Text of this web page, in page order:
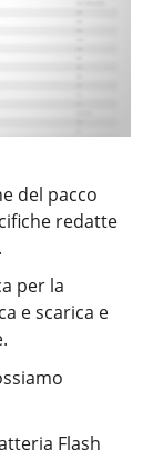
del pacco
redatte
per la
e scarica e
Flash